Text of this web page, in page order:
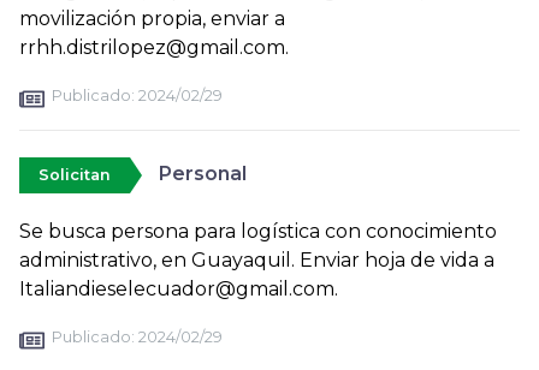
movilización propia, enviar a
rrhh.distrilopez@gmail.com.
Publicado: 2024/02/29
Solicitan Personal
Se busca persona para logística con conocimiento
administrativo, en Guayaquil. Enviar hoja de vida a
Italiandieselecuador@gmail.com.
Publicado: 2024/02/29